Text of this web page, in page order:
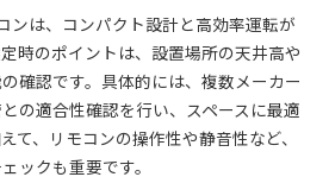
ンは、コンパクト設計と高効率運転が
時のポイントは、設置場所の天井高や
確認です。具体的には、複数メーカー
の適合性確認を行い、スペースに最適
て、リモコンの操作性や静音性など、
ックも重要です。